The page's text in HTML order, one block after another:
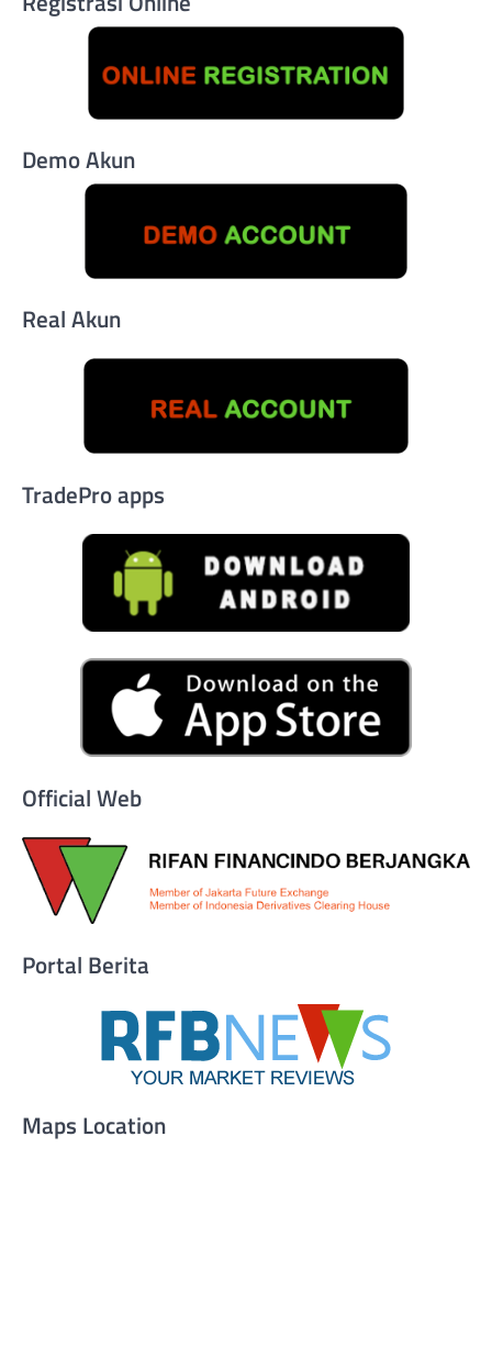
Demo Akun
Real Akun
TradePro apps
Official Web
Portal Berita
Maps Location